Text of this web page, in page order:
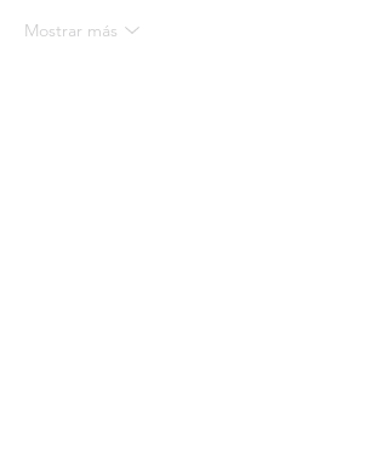
Mostrar más